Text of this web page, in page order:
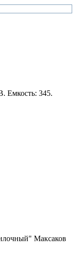
Емкость: 345.
Максаков